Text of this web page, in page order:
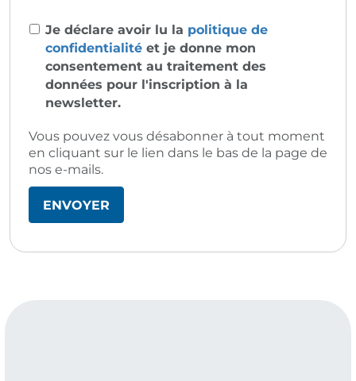
Je déclare avoir lu la politique de
confidentialité et je donne mon
consentement au traitement des
données pour l'inscription à la
newsletter.
Vous pouvez vous désabonner à tout moment
en cliquant sur le lien dans le bas de la page de
nos e-mails.